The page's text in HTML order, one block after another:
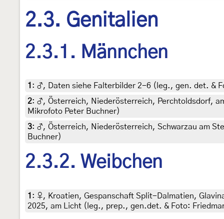
2.3. Genitalien
2.3.1. Männchen
1 : ♂, Daten siehe Falterbilder 2-6 (leg., gen. det. &
2: ♂, Österreich, Niederösterreich, Perchtoldsdorf,
Mikrofoto Peter Buchner)
3: ♂, Österreich, Niederösterreich, Schwarzau am
Buchner)
2.3.2. Weibchen
1 : ♀, Kroatien, Gespanschaft Split-Dalmatien,
2025, am Licht (leg., prep., gen.det. & Foto: